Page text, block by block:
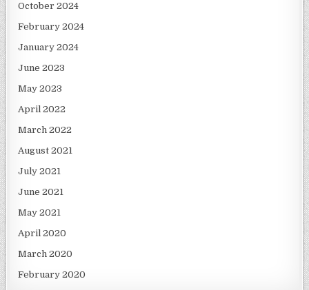
October 2024
February 2024
January 2024
June 2023
May 2023
April 2022
March 2022
August 2021
July 2021
June 2021
May 2021
April 2020
March 2020
February 2020